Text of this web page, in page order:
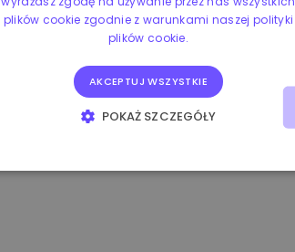
0.865660 € 0.00% 3.4B €
plików cookie zgodnie z warunkami naszej polityki
plików cookie.
AKCEPTUJ WSZYSTKIE
POKAŻ SZCZEGÓŁY